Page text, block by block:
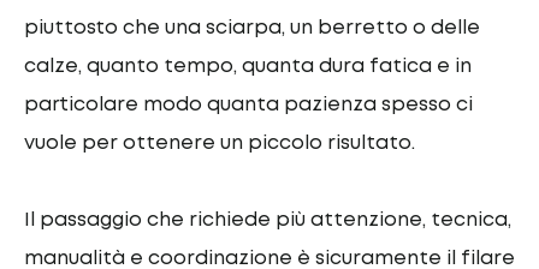
piuttosto che una sciarpa, un berretto o delle
calze, quanto tempo, quanta dura fatica e in
particolare modo quanta pazienza spesso ci
vuole per ottenere un piccolo risultato.
Il passaggio che richiede più attenzione, tecnica,
manualità e coordinazione è sicuramente il filare